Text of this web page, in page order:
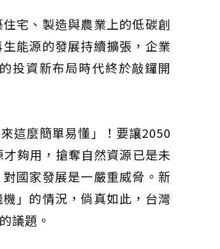
宅、製造與農業上的低碳創
能源的發展持續擴張，企業
投資新布局時代終於敲鑼開
這麼簡單易懂」！要讓2050
夠用，搶奪自然資源已是未
國家發展是一嚴重威脅。新
」的情況，倘真如此，台灣
議題。